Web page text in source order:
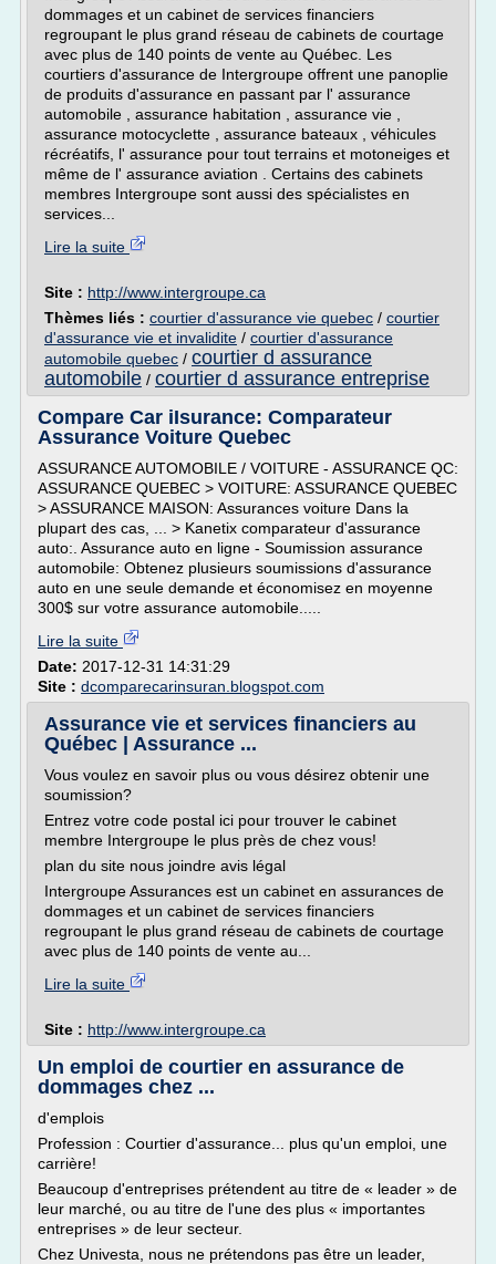
dommages et un cabinet de services financiers
regroupant le plus grand réseau de cabinets de courtage
avec plus de 140 points de vente au Québec. Les
courtiers d'assurance de Intergroupe offrent une panoplie
de produits d'assurance en passant par l' assurance
automobile , assurance habitation , assurance vie ,
assurance motocyclette , assurance bateaux , véhicules
récréatifs, l' assurance pour tout terrains et motoneiges et
même de l' assurance aviation . Certains des cabinets
membres Intergroupe sont aussi des spécialistes en
services...
Lire la suite
Site : http://www.intergroupe.ca
Thèmes liés : courtier d'assurance vie quebec / courtier
d'assurance vie et invalidite / courtier d'assurance
automobile quebec / courtier d assurance
automobile / courtier d assurance entreprise
Compare Car iIsurance: Comparateur
Assurance Voiture Quebec
ASSURANCE AUTOMOBILE / VOITURE - ASSURANCE QC:
ASSURANCE QUEBEC > VOITURE: ASSURANCE QUEBEC
> ASSURANCE MAISON: Assurances voiture Dans la
plupart des cas, ... > Kanetix comparateur d'assurance
auto:. Assurance auto en ligne - Soumission assurance
automobile: Obtenez plusieurs soumissions d'assurance
auto en une seule demande et économisez en moyenne
300$ sur votre assurance automobile.....
Lire la suite
Date: 2017-12-31 14:31:29
Site : dcomparecarinsuran.blogspot.com
Assurance vie et services financiers au
Québec | Assurance ...
Vous voulez en savoir plus ou vous désirez obtenir une
soumission?
Entrez votre code postal ici pour trouver le cabinet
membre Intergroupe le plus près de chez vous!
plan du site nous joindre avis légal
Intergroupe Assurances est un cabinet en assurances de
dommages et un cabinet de services financiers
regroupant le plus grand réseau de cabinets de courtage
avec plus de 140 points de vente au...
Lire la suite
Site : http://www.intergroupe.ca
Un emploi de courtier en assurance de
dommages chez ...
d'emplois
Profession : Courtier d'assurance... plus qu'un emploi, une
carrière!
Beaucoup d'entreprises prétendent au titre de « leader » de
leur marché, ou au titre de l'une des plus « importantes
entreprises » de leur secteur.
Chez Univesta, nous ne prétendons pas être un leader,